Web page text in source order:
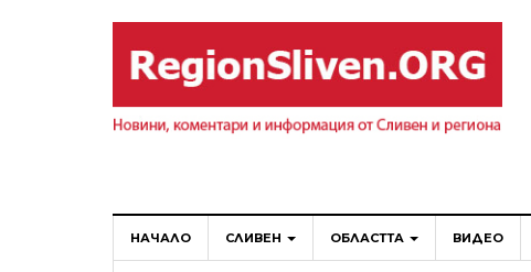
НАЧАЛО СЛИВЕН ОБЛАСТТА ВИДЕО